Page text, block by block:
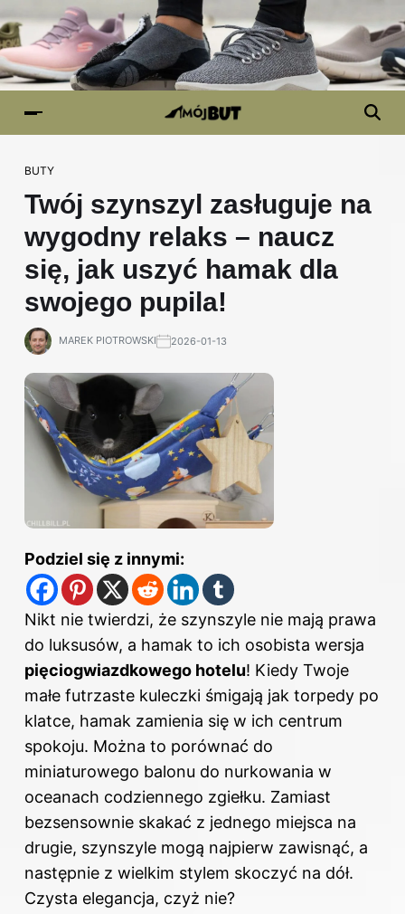
BUTY
Twój szynszyl zasługuje na
wygodny relaks – naucz
się, jak uszyć hamak dla
swojego pupila!
MAREK PIOTROWSKI 2026-01-13
Podziel się z innymi:
Nikt nie twierdzi, że szynszyle nie mają prawa
do luksusów, a hamak to ich osobista wersja
pięciogwiazdkowego hotelu! Kiedy Twoje
małe futrzaste kuleczki śmigają jak torpedy po
klatce, hamak zamienia się w ich centrum
spokoju. Można to porównać do
miniaturowego balonu do nurkowania w
oceanach codziennego zgiełku. Zamiast
bezsensownie skakać z jednego miejsca na
drugie, szynszyle mogą najpierw zawisnąć, a
następnie z wielkim stylem skoczyć na dół.
Czysta elegancja, czyż nie?